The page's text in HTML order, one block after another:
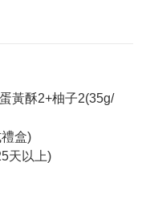
黃酥2+柚子2(35g/
盒)
天以上)